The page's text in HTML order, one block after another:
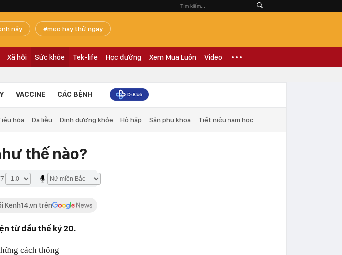
nấy mẹo hay thử ngay
Xã hội Sức khỏe Tek-life Học đường Xem Mua Luôn Video
VACCINE CÁC BỆNH
hóa Da liễu Dinh dưỡng khỏe Hô hấp Sản phụ khoa Tiết niệu nam học
thế nào?
Kenh14.vn trên
từ đầu thế kỷ 20.
cách thông